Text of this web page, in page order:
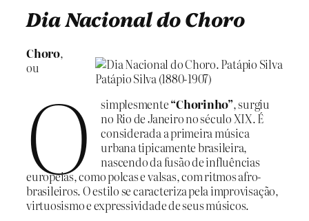
Dia Nacional do Choro
Patápio Silva (1880-1907)
O
Choro,
ou
simplesmente“Chorinho”, surgiu
no Rio de Janeiro no século XIX. É
considerada a primeira música
urbana tipicamente brasileira,
nascendo da fusão de influências
europeias, como polcas e valsas, com ritmos afro-
brasileiros. O estilo se caracteriza pela improvisação,
virtuosismo e expressividade de seus músicos.